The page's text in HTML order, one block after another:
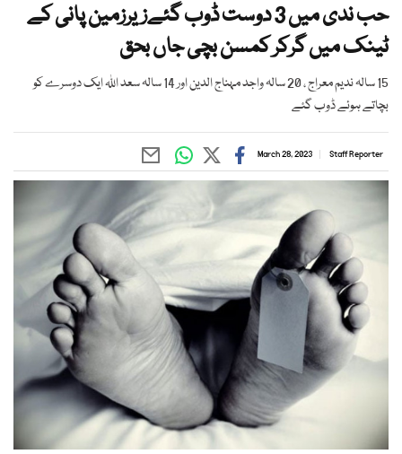
حب ندی میں 3 دوست ڈوب گئےزیرزمین پانی کے
ٹینک میں گرکر کمسن بچی جاں بحق
15 سالہ ندیم معراج ، 20 سالہ واجد مہناج الدین اور 14 سالہ سعد اللہ ایک دوسرے کو
بچاتے ہوئے ڈوب گئے
Staff Reporter
March 28, 2023